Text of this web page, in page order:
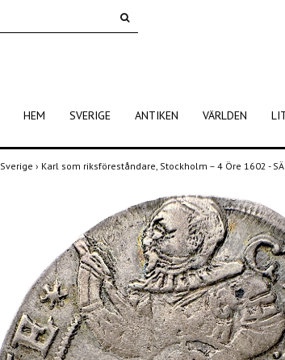
HEM SVERIGE ANTIKEN VÄRLDEN
Sverige › Karl som riksföreståndare, Stockholm – 4 Öre 1602 -